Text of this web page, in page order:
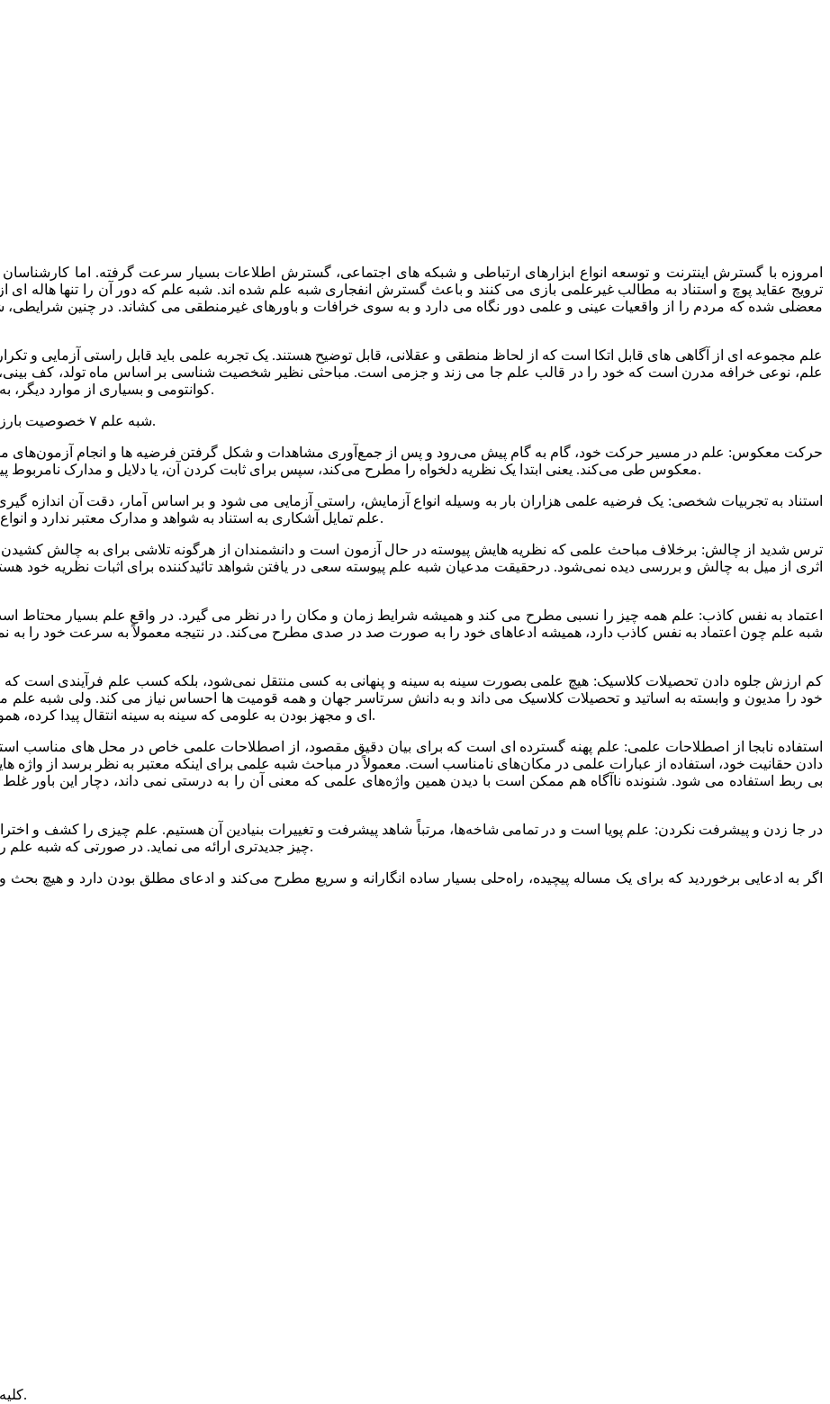
امروزه با گسترش اینترنت و توسعه انواع ابزارهای ارتباطی و شبکه های اجتماعی، گسترش اطلاعات بسیار سرعت گرفته. اما
ترویج عقاید پوچ‌ و استناد به مطالب غیرعلمی بازی می کنند و باعث گسترش انفجاری شبه علم شده اند. شبه علم که دور آن را تنها هاله ای
معضلی شده که مردم را از واقعیات عینی و علمی دور نگاه می دارد و به سوی خرافات و باورهای غیرمنطقی می کشاند. در چنین
علم مجموعه ای از آگاهی های قابل اتکا است که از لحاظ منطقی و عقلانی، قابل توضیح هستند. یک تجربه علمی باید قابل راستی آزمایی و
علم، نوعی خرافه مدرن است که خود را در قالب علم جا می زند و جزمی است. مباحثی نظیر شخصیت شناسی بر اساس ماه تولد، کف بینی،
کوانتومی و بسیاری از موارد دیگر، به عنوان شبه علم شناخته می شوند چون خصوصیات علم را ندارند.
شبه ‌علم ۷ خصوصیت بارز دارد که از طریق آنها می توانید آن را از علم واقعی تشخیص دهید.
معکوس طی می‌کند. یعنی ابتدا یک نظریه‌ دلخواه را مطرح می‌کند، سپس برای ثابت کردن آن، یا دلایل و مدارک نامربوط پیدا می کند و حتی برای نظریه خود، دلیل و مدرک جعلی می تراشد.
‌علم تمایل آشکاری به استناد به شواهد و مدارک معتبر ندارد و انواع و اقسام روایات و تجربه‌های شخصی بی ارزش را مطرح می کند.
اثری از میل به چالش و بررسی دیده نمی‌شود. درحقیقت مدعیان شبه‌ علم پیوسته سعی در یافتن شواهد تائید‌کننده برای اثبات نظریه‌ خود
شبه ‌علم چون اعتماد به نفس کاذب دارد، همیشه ادعاهای خود را به صورت صد در صدی مطرح می‌کند. در نتیجه معمولاً به سرعت خود را به
خود را مدیون و وابسته به اساتید و تحصیلات کلاسیک می داند و به دانش سرتاسر جهان و همه قومیت ها احساس نیاز می کند. ولی شبه علم
ای و مجهز بودن به علومی که سینه به سینه انتقال پیدا کرده، همواره سعی در کم ‌ارزش جلوه دادن فضیلت تحصیلات کلاسیک دارد.
دادن حقانیت خود، استفاده از عبارات علمی در مکان‌های نامناسب است. معمولاً در مباحث شبه علمی برای اینکه معتبر به نظر برسد از واژه
بی ربط استفاده می شود. شنونده ناآگاه‌ هم ممکن است با دیدن همین ‌واژه‌های علمی که معنی آن را به درستی نمی داند، دچار این باور
چیز جدیدتری ارائه می نماید. در صورتی که شبه ‌علم راکد و ایستا است و در طول زمان هیچ پیشرفت و تغییری نمی کند.
اگر به ادعایی برخوردید که برای یک مساله‌ پیچیده، راه‌حلی بسیار ساده‌ انگارانه و سریع مطرح می‌کند و ادعای مطلق بودن دارد و هیچ بحث و
کلیه حقوق مادی و معنوی این سایت برای این مجموعه محفوظ است.